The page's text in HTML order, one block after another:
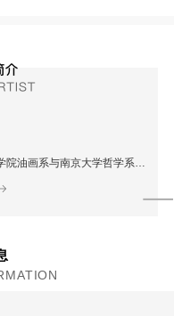
院油画系与南京大学哲学系宗
者